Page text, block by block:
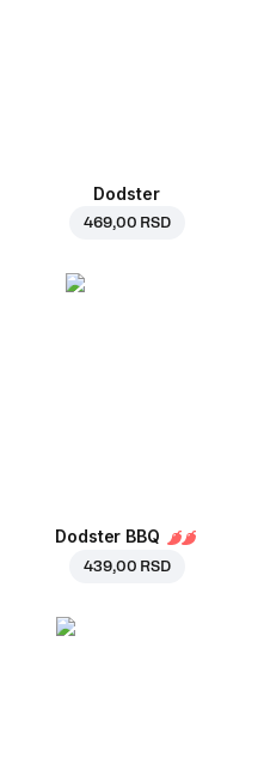
Dodster
469,00 RSD
Dodster BBQ
439,00 RSD